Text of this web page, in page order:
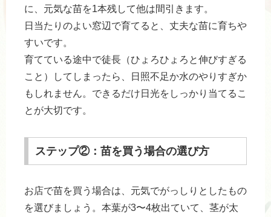
に、元気な苗を1本残して他は間引きます。
日当たりのよい窓辺で育てると、丈夫な苗に育ちや
すいです。
育てている途中で徒長（ひょろひょろと伸びすぎる
こと）してしまったら、日照不足か水のやりすぎか
もしれません。できるだけ日光をしっかり当てるこ
とが大切です。
ステップ②：苗を買う場合の選び方
お店で苗を買う場合は、元気でがっしりとしたもの
を選びましょう。本葉が3〜4枚出ていて、茎が太